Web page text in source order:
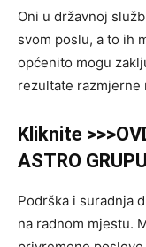
Oni u državnoj
svom poslu, a to ih
općenito mogu
rezultate razmjerne
Kliknite
ASTRO
Podrška i suradnja
na radnom mjestu.